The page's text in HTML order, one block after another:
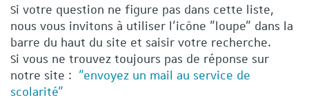
Si votre question ne figure pas dans cette liste,
nous vous invitons à utiliser l'icône "loupe" dans la
barre du haut du site et saisir votre recherche.
Si vous ne trouvez toujours pas de réponse sur
notre site : "envoyez un mail au service de
scolarité"